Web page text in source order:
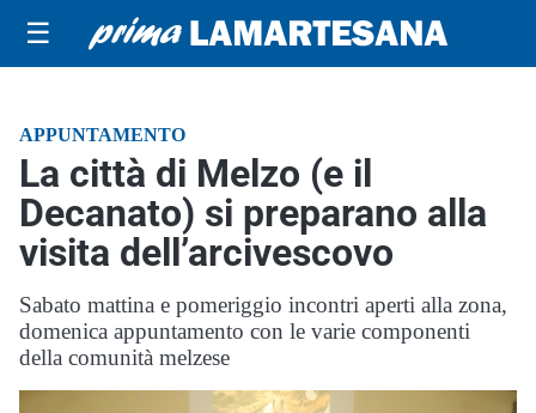
☰
APPUNTAMENTO
La città di Melzo (e il
Decanato) si preparano alla
visita dell’arcivescovo
Sabato mattina e pomeriggio incontri aperti alla zona,
domenica appuntamento con le varie componenti
della comunità melzese